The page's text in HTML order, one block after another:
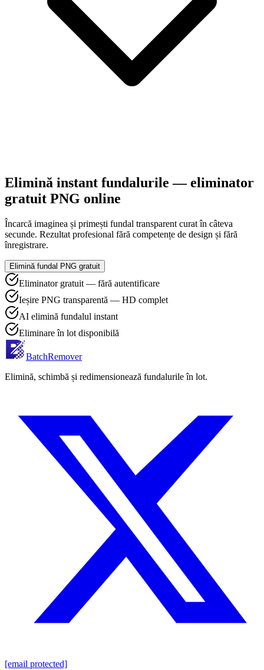
Elimină instant fundalurile — eliminator
gratuit PNG online
Încarcă imaginea și primești fundal transparent curat în câteva
secunde. Rezultat profesional fără competențe de design și fără
înregistrare.
Elimină fundal PNG gratuit
Eliminator gratuit — fără autentificare
Ieșire PNG transparentă — HD complet
AI elimină fundalul instant
Eliminare în lot disponibilă
BatchRemover
Elimină, schimbă și redimensionează fundalurile în lot.
[email protected]